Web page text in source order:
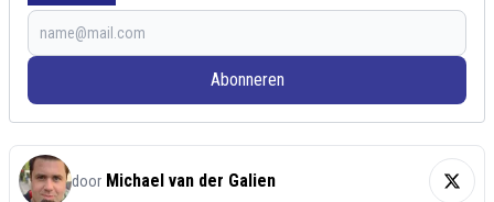
Abonneren
door Michael van der Galien